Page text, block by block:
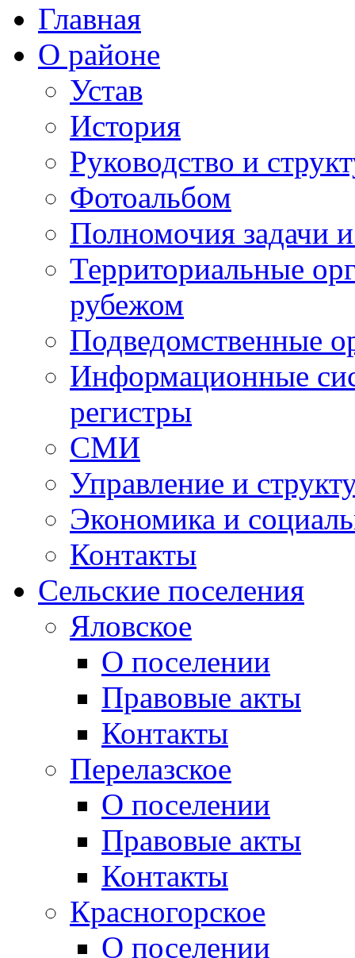
Главная
О районе
Устав
История
Руководство и
Фотоальбом
Полномочия задачи
Территориальные
рубежом
Подведомственные
Информационные
регистры
СМИ
Управление и
Экономика и
Контакты
Сельские поселения
Яловское
О поселении
Правовые акты
Контакты
Перелазское
О поселении
Правовые акты
Контакты
Красногорское
О поселении